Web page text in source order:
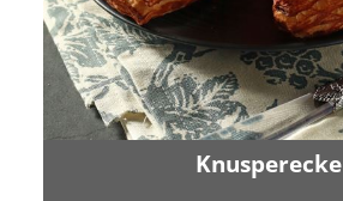
Knusperecke